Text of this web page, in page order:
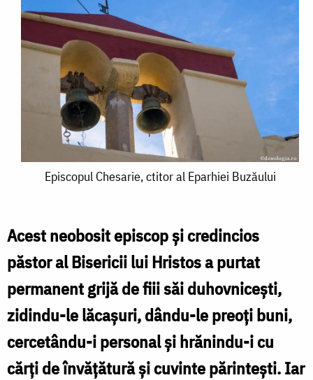
Episcopul
al
Eparhiei
Buzăului
Episcopul Chesarie, ctitor al Eparhiei Buzăului
Acest neobosit episcop şi credincios
păstor al Bisericii lui Hristos a purtat
permanent grijă de fiii săi duhovniceşti,
zidindu-le lăcaşuri, dându-le preoţi buni,
cercetându-i personal şi hrănindu-i cu
cărţi de învăţătură şi cuvinte părinteşti. Iar